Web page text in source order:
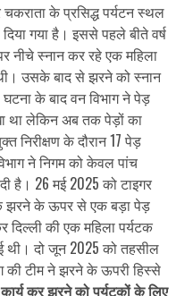
के प्रसिद्ध पर्यटन स्थल
गया है। इससे पहले बीते वर्ष
नीचे स्नान कर रहे एक महिला
उसके बाद से झरने को स्नान
के बाद वन विभाग ने पेड़
था लेकिन अब तक पेड़ों का
निरीक्षण के दौरान 17 पेड़
ने निगम को केवल पांच
है। 26 मई 2025 को टाइगर
झरने के ऊपर से एक बड़ा पेड़
की एक महिला पर्यटक
थी। दो जून 2025 को तहसील
की टीम ने झरने के ऊपरी हिस्से
कार्य कर झरने को पर्यटकों के लिए